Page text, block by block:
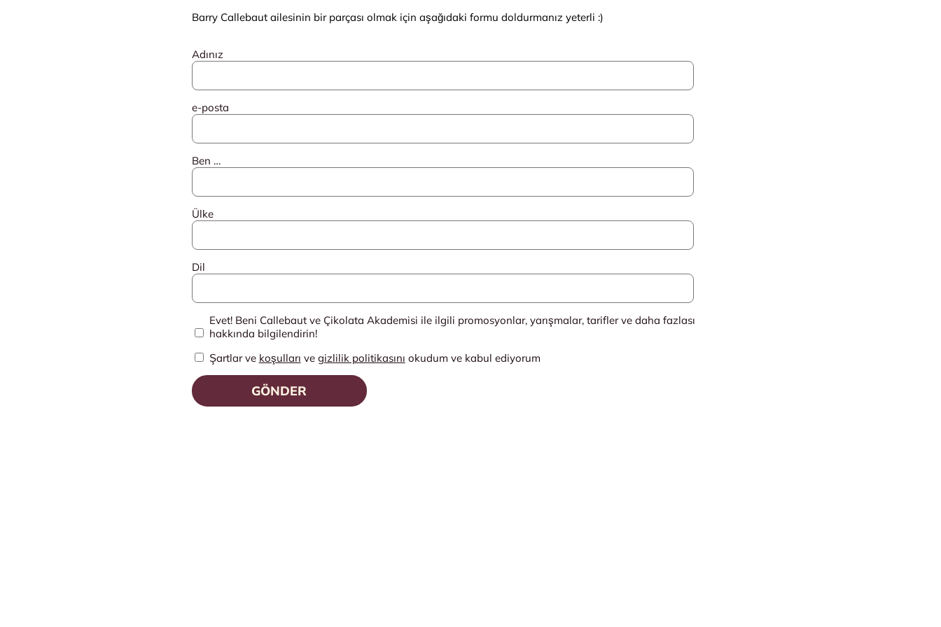
Barry Callebaut ailesinin bir parçası olmak için aşağıdaki formu doldurmanız yeterli :)
Adınız
e-posta
Ben …
Ülke
Dil
Evet! Beni Callebaut ve Çikolata Akademisi ile ilgili promosyonlar, yarışmalar, tarifler ve daha fazlası
hakkında bilgilendirin!
Şartlar ve koşulları ve gizlilik politikasını okudum ve kabul ediyorum